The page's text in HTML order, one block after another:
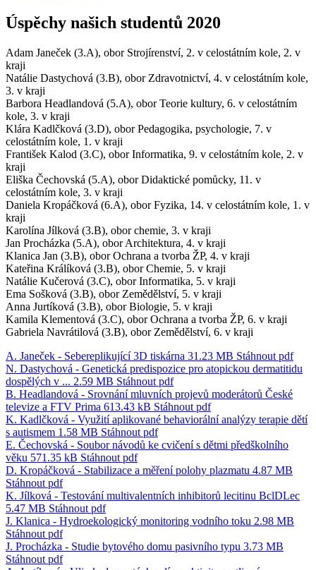
Úspěchy našich studentů 2020
Adam Janeček (3.A), obor Strojírenství, 2. v celostátním kole, 2. v
kraji
Natálie Dastychová (3.B), obor Zdravotnictví, 4. v celostátním kole,
3. v kraji
Barbora Headlandová (5.A), obor Teorie kultury, 6. v celostátním
kole, 3. v kraji
Klára Kadlčková (3.D), obor Pedagogika, psychologie, 7. v
celostátním kole, 1. v kraji
František Kalod (3.C), obor Informatika, 9. v celostátním kole, 2. v
kraji
Eliška Čechovská (5.A), obor Didaktické pomůcky, 11. v
celostátním kole, 3. v kraji
Daniela Kropáčková (6.A), obor Fyzika, 14. v celostátním kole, 1. v
kraji
Karolína Jílková (3.B), obor chemie, 3. v kraji
Jan Procházka (5.A), obor Architektura, 4. v kraji
Klanica Jan (3.B), obor Ochrana a tvorba ŽP, 4. v kraji
Kateřina Králíková (3.B), obor Chemie, 5. v kraji
Natálie Kučerová (3.C), obor Informatika, 5. v kraji
Ema Sošková (3.B), obor Zemědělství, 5. v kraji
Anna Jurtíková (3.B), obor Biologie, 5. v kraji
Kamila Klementová (3.C), obor Ochrana a tvorba ŽP, 6. v kraji
Gabriela Navrátilová (3.B), obor Zemědělství, 6. v kraji
A. Janeček - Sebereplikující 3D tiskárna 31.23 MB Stáhnout pdf
N. Dastychová - Genetická predispozice pro atopickou dermatitidu
dospělých v ... 2.59 MB Stáhnout pdf
B. Headlandová - Srovnání mluvních projevů moderátorů České
televize a FTV Prima 613.43 kB Stáhnout pdf
K. Kadlčková - Využití aplikované behaviorální analýzy terapie dětí
s autismem 1.58 MB Stáhnout pdf
E. Čechovská - Soubor návodů ke cvičení s dětmi předškolního
věku 571.35 kB Stáhnout pdf
D. Kropáčková - Stabilizace a měření polohy plazmatu 4.87 MB
Stáhnout pdf
K. Jílková - Testování multivalentních inhibitorů lecitinu BclDLec
5.47 MB Stáhnout pdf
J. Klanica - Hydroekologický monitoring vodního toku 2.98 MB
Stáhnout pdf
J. Procházka - Studie bytového domu pasivního typu 3.73 MB
Stáhnout pdf